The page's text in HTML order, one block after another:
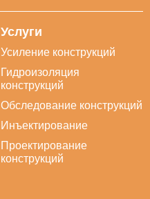
Услуги
Усиление конструкций
Гидроизоляция
конструкций
Обследование конструкций
Инъектирование
Проектирование
конструкций